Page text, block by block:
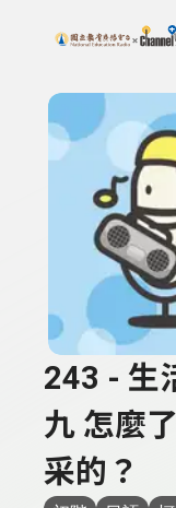
上方功能區塊
搜尋關鍵字：可
243 - 生
九 怎麼
采的？